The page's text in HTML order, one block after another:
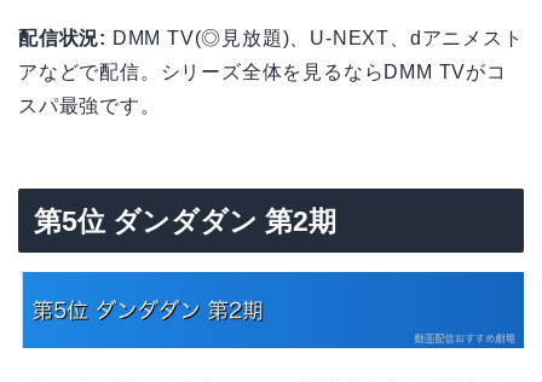
配信状況: DMM TV(◎見放題)、U-NEXT、dアニメスト
アなどで配信。シリーズ全体を見るならDMM TVがコ
スパ最強です。
第5位 ダンダダン 第2期